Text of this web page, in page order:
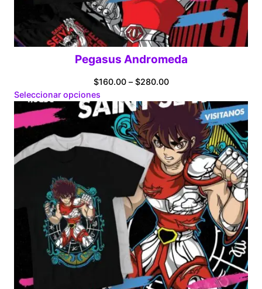
Pegasus Andromeda
$160.00 – $280.00Price
$160.00
through
$280.00
Seleccionar opciones